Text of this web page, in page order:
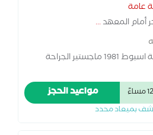
عامة
أمام المعهد...
بكالوريوس الطب جامعة اسيوط 1981 ماجستير الجراحة
مواعيد الحجز
بميعاد محدد